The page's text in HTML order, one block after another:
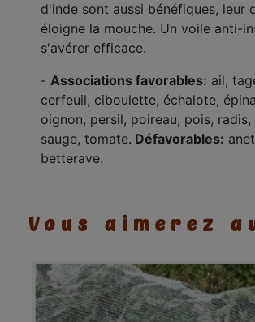
d'inde sont aussi bénéfiques, leur
éloigne la mouche. Un voile anti-
s'avérer efficace.
- Associations favorables: ail,
cerfeuil, ciboulette, échalote,
oignon, persil, poireau, pois, radis,
sauge, tomate. Défavorables:
betterave.
Vous aimerez